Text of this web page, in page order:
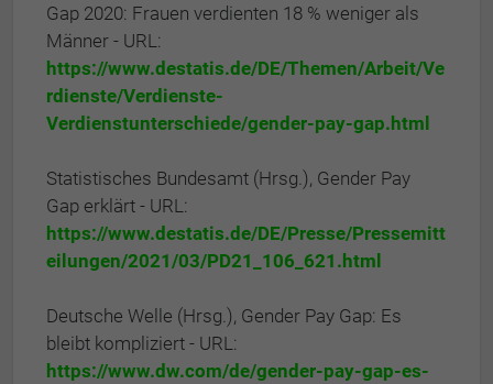
Gap 2020: Frauen verdienten 18 % weniger als
Männer - URL:
https://www.destatis.de/DE/Themen/Arbeit/Ve
rdienste/Verdienste-
Verdienstunterschiede/gender-pay-gap.html
Statistisches Bundesamt (Hrsg.), Gender Pay
Gap erklärt - URL:
https://www.destatis.de/DE/Presse/Pressemitt
eilungen/2021/03/PD21_106_621.html
Deutsche Welle (Hrsg.), Gender Pay Gap: Es
bleibt kompliziert - URL:
https://www.dw.com/de/gender-pay-gap-es-